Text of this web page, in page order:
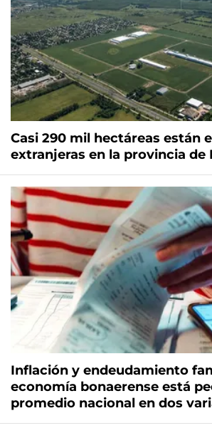
Casi 290 mil hectáreas están
extranjeras en la provincia de
Inflación y endeudamiento
economía bonaerense está
promedio nacional en dos